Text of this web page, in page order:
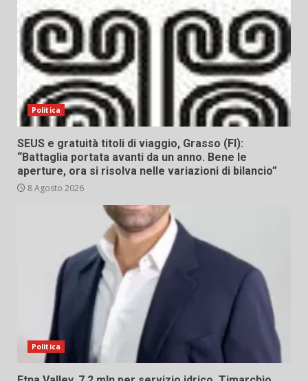
Politica
SEUS e gratuità titoli di viaggio, Grasso (FI):
“Battaglia portata avanti da un anno. Bene le
aperture, ora si risolva nelle variazioni di bilancio”
8 Agosto 2026
Politica